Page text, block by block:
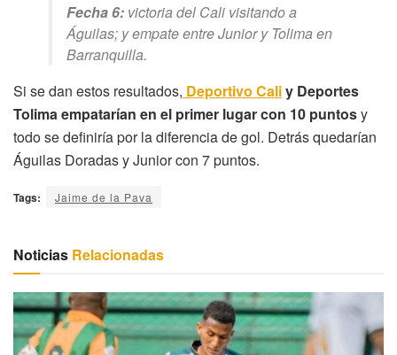
Fecha 6: victoria del Cali visitando a
Águilas; y empate entre Junior y Tolima en
Barranquilla.
Si se dan estos resultados, Deportivo Caliy Deportes
Tolima empatarían en el primer lugar con 10 puntosy
todo se definiría por la diferencia de gol. Detrás quedarían
Águilas Doradas y Junior con 7 puntos.
Tags: Jaime de la Pava
Noticias Relacionadas